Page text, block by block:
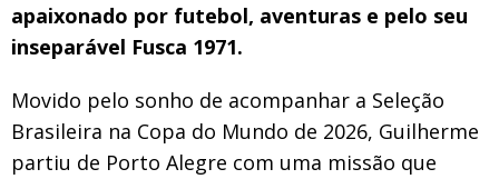
apaixonado por futebol, aventuras e pelo seu
inseparável Fusca 1971.
Movido pelo sonho de acompanhar a Seleção
Brasileira na Copa do Mundo de 2026, Guilherme
partiu de Porto Alegre com uma missão que